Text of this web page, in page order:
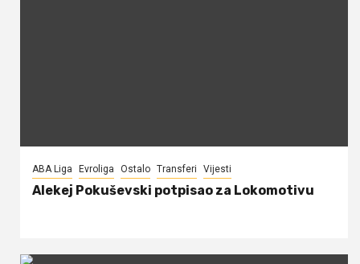
ABA Liga Evroliga Ostalo Transferi Vijesti
Alekej Pokuševski potpisao za Lokomotivu